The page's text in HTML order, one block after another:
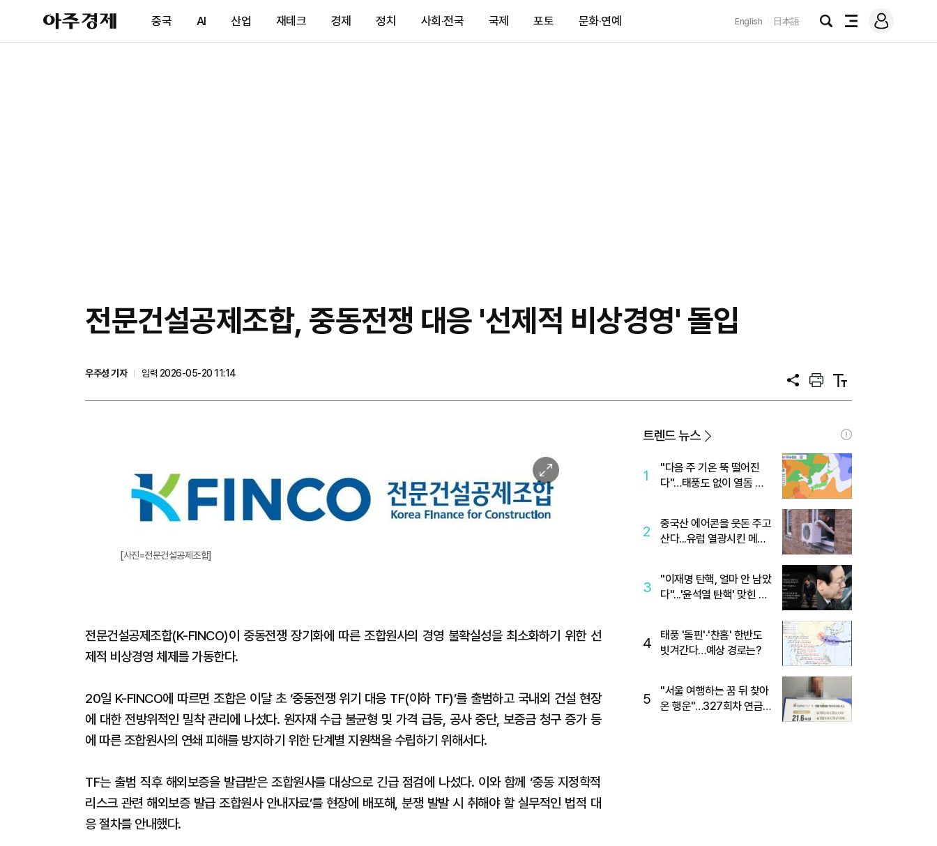
아
주
제
중국 AI 산업 재테크 경제 정치 사회·전국 국제 포토 문화·연예 English 日本語
검
전
메
그
전문건설공제조합, 중동전쟁 대응 '선제적 비상경영' 돌입
우주성 기자
입력 2026-05-20 11:14
공
프
트
텍
트
이
미
지
[사진=전문건설공제조합]
전문건설공제조합(K-FINCO)이 중동전쟁 장기화에 따른 조합원사의 경영 불확실성을 최소화하기 위한 선
제적 비상경영 체제를 가동한다.
20일 K-FINCO에 따르면 조합은 이달 초 ‘중동전쟁 위기 대응 TF(이하 TF)’를 출범하고 국내외 건설 현장
에 대한 전방위적인 밀착 관리에 나섰다. 원자재 수급 불균형 및 가격 급등, 공사 중단, 보증금 청구 증가 등
에 따른 조합원사의 연쇄 피해를 방지하기 위한 단계별 지원책을 수립하기 위해서다.
TF는 출범 직후 해외보증을 발급받은 조합원사를 대상으로 긴급 점검에 나섰다. 이와 함께 ‘중동 지정학적
리스크 관련 해외보증 발급 조합원사 안내자료’를 현장에 배포해, 분쟁 발발 시 취해야 할 실무적인 법적 대
응 절차를 안내했다.
트렌드 뉴스
1
"다음 주 기온 뚝 떨어진
다"…태풍도 없이 열돔 박
2
중국산 에어콘을 웃돈 주고
산다...유럽 열광시킨 메이
3
"이재명 탄핵, 얼마 안 남았
다"...'윤석열 탄핵' 맞힌 무
4
태풍 '돌핀'·'찬홈' 한반도
빗겨간다…예상 경로는?
5
"서울 여행하는 꿈 뒤 찾아
온 행운"…327회차 연금